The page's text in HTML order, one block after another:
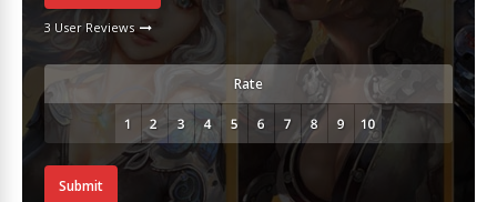
3 User Reviews
Rate
Submit